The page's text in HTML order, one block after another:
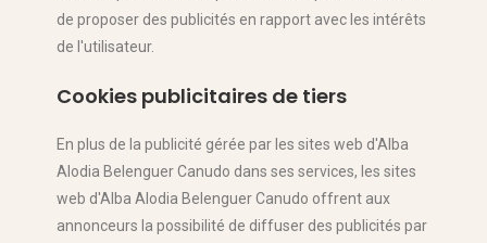
de proposer des publicités en rapport avec les intérêts
de l'utilisateur.
Cookies publicitaires de tiers
En plus de la publicité gérée par les sites web d'Alba
Alodia Belenguer Canudo dans ses services, les sites
web d'Alba Alodia Belenguer Canudo offrent aux
annonceurs la possibilité de diffuser des publicités par